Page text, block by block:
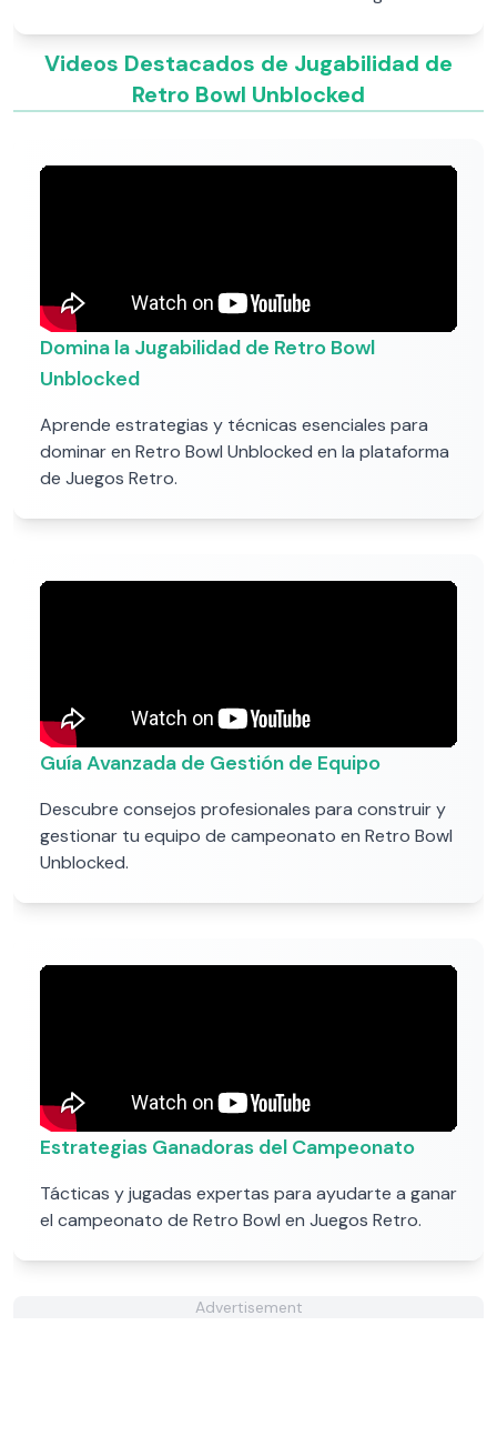
Videos Destacados de Jugabilidad de
Retro Bowl Unblocked
Domina la Jugabilidad de Retro Bowl
Unblocked
Aprende estrategias y técnicas esenciales para
dominar en Retro Bowl Unblocked en la plataforma
de Juegos Retro.
Guía Avanzada de Gestión de Equipo
Descubre consejos profesionales para construir y
gestionar tu equipo de campeonato en Retro Bowl
Unblocked.
Estrategias Ganadoras del Campeonato
Tácticas y jugadas expertas para ayudarte a ganar
el campeonato de Retro Bowl en Juegos Retro.
Advertisement